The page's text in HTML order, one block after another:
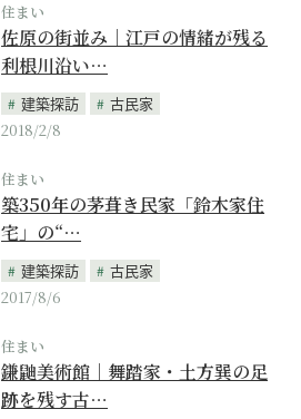
住まい
佐原の街並み｜江戸の情緒が残る
利根川沿い…
建築探訪
古民家
2018/2/8
住まい
築350年の茅葺き民家「鈴木家住
宅」の“…
建築探訪
古民家
2017/8/6
住まい
鎌鼬美術館｜舞踏家・土方巽の足
跡を残す古…